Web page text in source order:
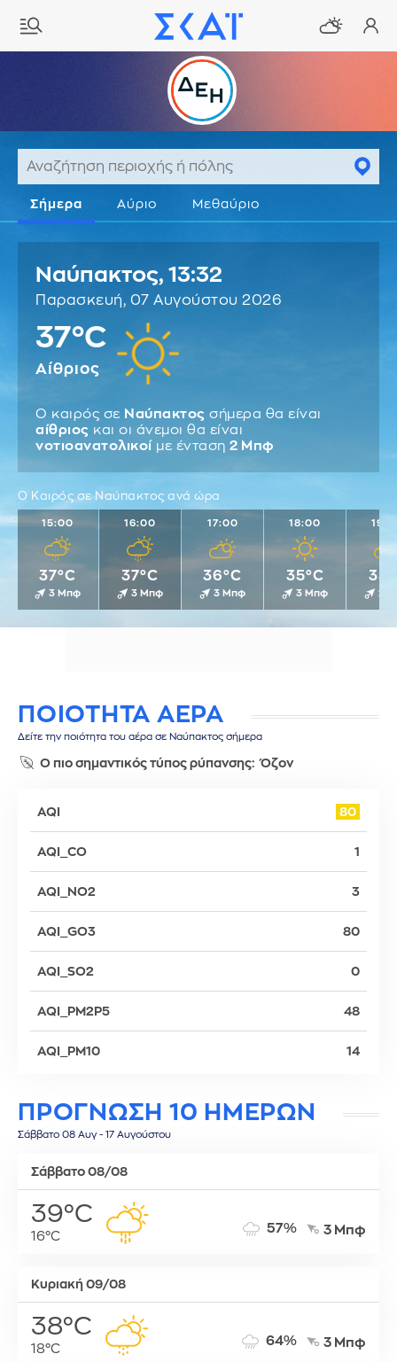
Σήμερα Αύριο Μεθαύριο
Ναύπακτος, 13:32
Παρασκευή, 07 Αυγούστου 2026
37°C
Αίθριος
Ο καιρός σε Ναύπακτος σήμερα θα είναι
αίθριος και οι άνεμοι θα είναι
νοτιοανατολικοί με ένταση 2 Μπφ
Ο Καιρός σε Ναύπακτος ανά ώρα
15:00
37°C
3 Μπφ
16:00
37°C
3 Μπφ
17:00
36°C
3 Μπφ
18:00
35°C
3 Μπφ 2
ΠΟΙΟΤΗΤΑ ΑΕΡΑ
Δείτε την ποιότητα του αέρα σε Ναύπακτος σήμερα
Ο πιο σημαντικός τύπος ρύπανσης: Όζον
AQI 80
AQI_CO 1
AQI_NO2 3
AQI_GO3 80
AQI_SO2 0
AQI_PM2P5 48
AQI_PM10 14
ΠΡΟΓΝΩΣΗ 10 ΗΜΕΡΩΝ
Σάββατο 08 Αυγ - 17 Αυγούστου
Σάββατο 08/08
39°C
16°C
57% 3 Μπφ
Κυριακή 09/08
38°C
18°C
64% 3 Μπφ